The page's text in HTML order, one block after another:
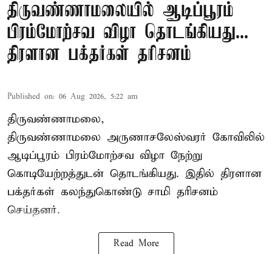
திருவண்ணாமலையில் ஆடிப்பூரம்
பிரம்மோற்சவ விழா தொடங்கியது...
திரளான பக்தர்கள் தரிசனம்
Published on: 06 Aug 2026, 5:22 am
திருவண்ணாமலை,
திருவண்ணாமலை அருணாசலேஸ்வரர் கோவிலில்
ஆடிப்பூரம் பிரம்மோற்சவ விழா நேற்று
கொடியேற்றத்துடன் தொடங்கியது. இதில் திரளான
பக்தர்கள் கலந்துகொண்டு சாமி தரிசனம்
செய்தனர்.
Read More